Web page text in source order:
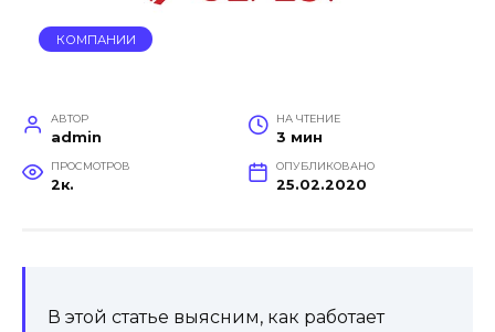
КОМПАНИИ
АВТОР
admin
НА ЧТЕНИЕ
3 мин
ПРОСМОТРОВ
2к.
ОПУБЛИКОВАНО
25.02.2020
В этой статье выясним, как работает